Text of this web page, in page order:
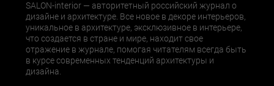
SALON-interior — авторитетный российский журнал о
дизайне и архитектуре. Все новое в декоре интерьеров,
уникальное в архитектуре, эксклюзивное в интерьере,
что создается в стране и мире, находит свое
отражение в журнале, помогая читателям всегда быть
в курсе современных тенденций архитектуры и
дизайна.